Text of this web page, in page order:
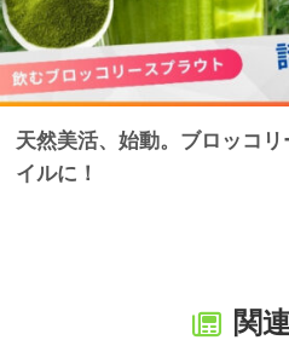
天然美活、始動。ブロッコ
イルに！
関